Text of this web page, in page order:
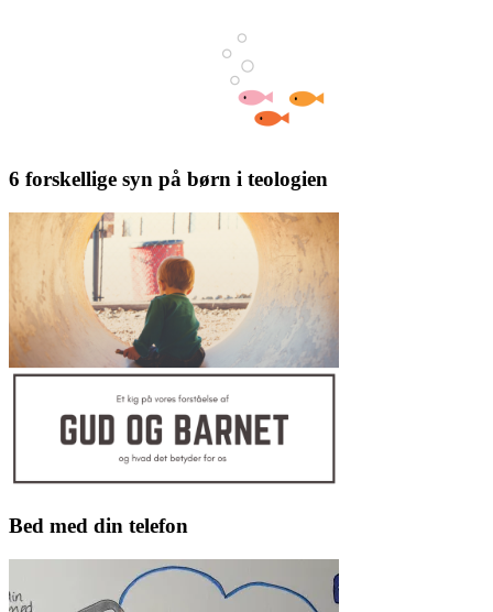
6 forskellige syn på børn i teologien
Bed med din telefon